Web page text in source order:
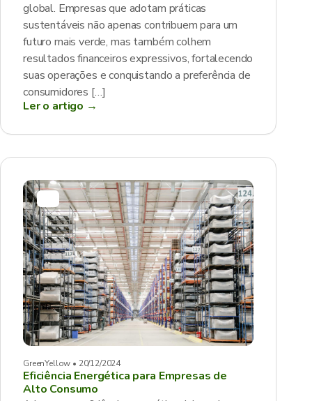
global. Empresas que adotam práticas
sustentáveis não apenas contribuem para um
futuro mais verde, mas também colhem
resultados financeiros expressivos, fortalecendo
suas operações e conquistando a preferência de
consumidores […]
Ler o artigo →
GreenYellow • 20/12/2024
Eficiência Energética para Empresas de
Alto Consumo